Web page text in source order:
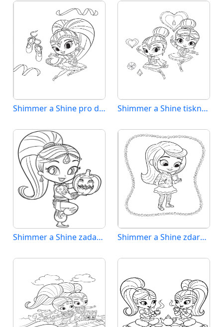
Shimmer a Shine pro děti Shimmer a Shine tisknutelné
Shimmer a Shine zadarmo Shimmer a Shine zdarma pro děti